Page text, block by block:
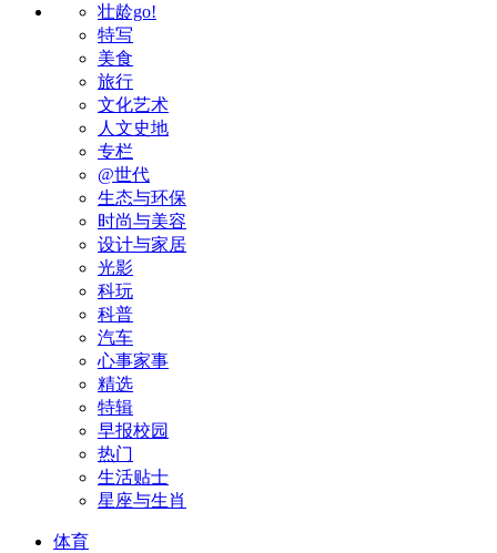
壮龄go!
特写
美食
旅行
文化艺术
人文史地
专栏
@世代
生态与环保
时尚与美容
设计与家居
光影
科玩
科普
汽车
心事家事
精选
特辑
早报校园
热门
生活贴士
星座与生肖
体育